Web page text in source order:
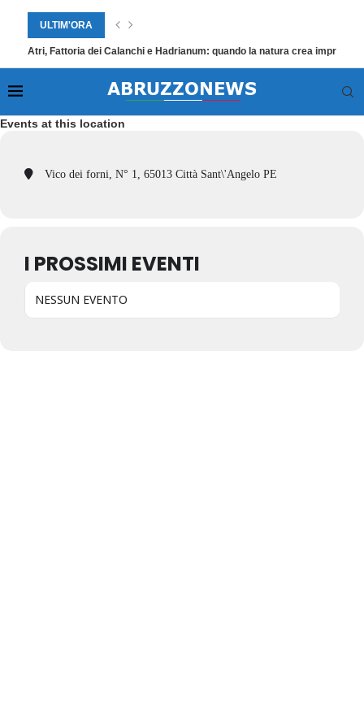
ULTIM'ORA
Atri, Fattoria dei Calanchi e Hadrianum: quando la natura crea impresa
Events at this location
Vico dei forni, N° 1, 65013 Città Sant\'Angelo PE
I PROSSIMI EVENTI
NESSUN EVENTO